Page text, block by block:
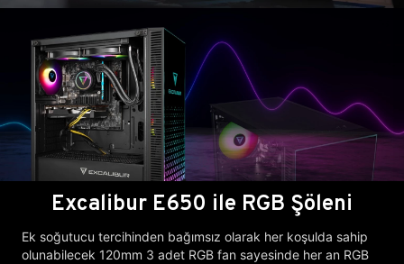
Excalibur E650 ile RGB Şöleni
Ek soğutucu tercihinden bağımsız olarak her koşulda sahip
olunabilecek 120mm 3 adet RGB fan sayesinde her an RGB